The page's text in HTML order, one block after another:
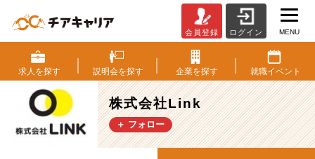
式
会
社
Link
の
採
会員登録 ログイン MENU
求人を探す 説明会を探す 企業を探す 就職イベント
株式会社Link
＋ フォロー